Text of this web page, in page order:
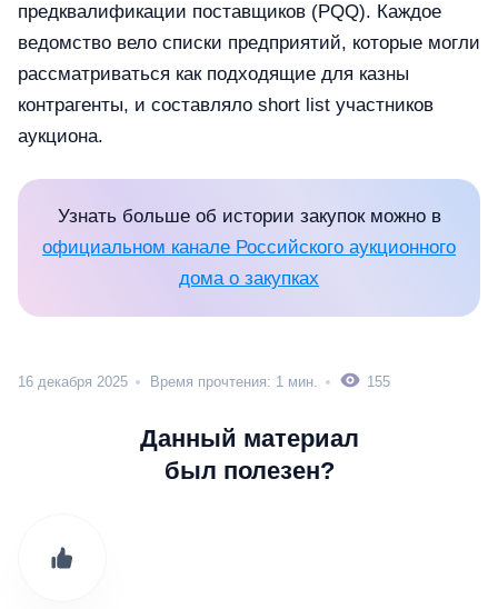
предквалификации поставщиков (PQQ). Каждое
ведомство вело списки предприятий, которые могли
рассматриваться как подходящие для казны
контрагенты, и составляло short list участников
аукциона.
Узнать больше об истории закупок можно в
официальном канале Российского аукционного
дома о закупках
16 декабря 2025 Время прочтения: 1 мин. 155
Данный материал
был полезен?